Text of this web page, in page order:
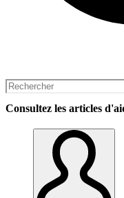
Consultez les articles